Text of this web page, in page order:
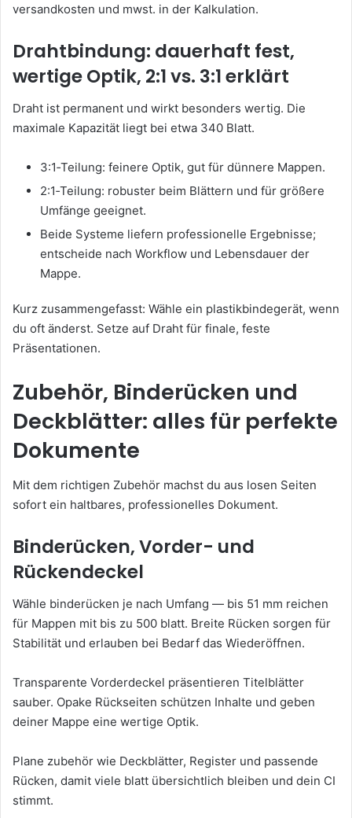
versandkosten und mwst. in der Kalkulation.
Drahtbindung: dauerhaft fest,
wertige Optik, 2:1 vs. 3:1 erklärt
Draht ist permanent und wirkt besonders wertig. Die
maximale Kapazität liegt bei etwa 340 Blatt.
3:1‑Teilung: feinere Optik, gut für dünnere Mappen.
2:1‑Teilung: robuster beim Blättern und für größere
Umfänge geeignet.
Beide Systeme liefern professionelle Ergebnisse;
entscheide nach Workflow und Lebensdauer der
Mappe.
Kurz zusammengefasst: Wähle ein plastikbindegerät, wenn
du oft änderst. Setze auf Draht für finale, feste
Präsentationen.
Zubehör, Binderücken und
Deckblätter: alles für perfekte
Dokumente
Mit dem richtigen Zubehör machst du aus losen Seiten
sofort ein haltbares, professionelles Dokument.
Binderücken, Vorder- und
Rückendeckel
Wähle binderücken je nach Umfang — bis 51 mm reichen
für Mappen mit bis zu 500 blatt. Breite Rücken sorgen für
Stabilität und erlauben bei Bedarf das Wiederöffnen.
Transparente Vorderdeckel präsentieren Titelblätter
sauber. Opake Rückseiten schützen Inhalte und geben
deiner Mappe eine wertige Optik.
Plane zubehör wie Deckblätter, Register und passende
Rücken, damit viele blatt übersichtlich bleiben und dein CI
stimmt.